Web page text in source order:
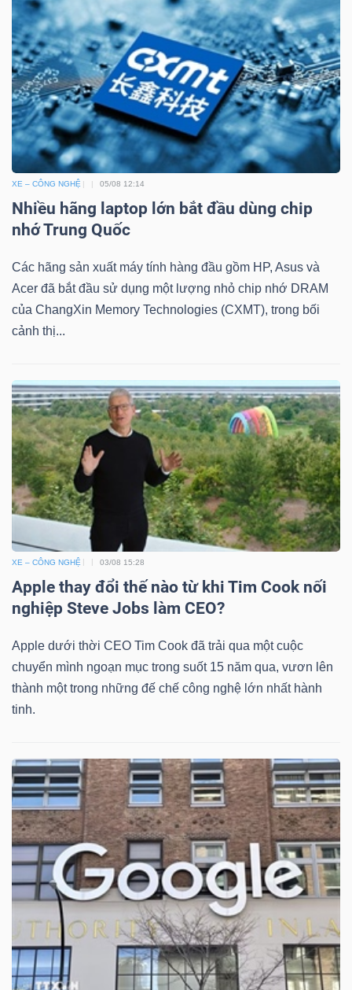
XE – CÔNG NGHỆ 05/08 12:14
Nhiều hãng laptop lớn bắt đầu dùng chip
nhớ Trung Quốc
Các hãng sản xuất máy tính hàng đầu gồm HP, Asus và
Acer đã bắt đầu sử dụng một lượng nhỏ chip nhớ DRAM
của ChangXin Memory Technologies (CXMT), trong bối
cảnh thị...
XE – CÔNG NGHỆ 03/08 15:28
Apple thay đổi thế nào từ khi Tim Cook nối
nghiệp Steve Jobs làm CEO?
Apple dưới thời CEO Tim Cook đã trải qua một cuộc
chuyển mình ngoạn mục trong suốt 15 năm qua, vươn lên
thành một trong những đế chế công nghệ lớn nhất hành
tinh.
DỊCH
VỤ
TRUYỀN
THÔNG
TIỆN
SẢN
Mã
chứng
khoán
(-)
Cổ phiếu Chỉ số Chứng chỉ quỹ Chứng
Lãnh
đạo
(-)
Tin
Bài
viết
của
tác
giả
(-)
Báo
cáo